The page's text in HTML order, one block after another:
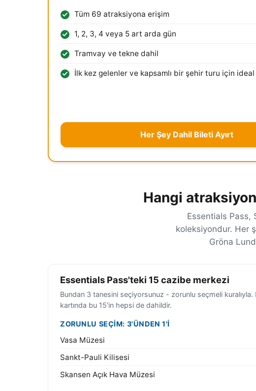
Tüm 69 atraksiyona erişim
1, 2, 3, 4 veya 5 art arda gün
Tramvay ve tekne dahil
İlk kez gelenler ve kapsamlı bir şehir turu için ideal
Her Şey Dahil Bileti Ayırt
Hangi
Essentials Pass,
koleksiyondur. Her
Gröna
Essentials Pass'teki 15 cazibe merkezi
Bundan 3 tanesini seçiyorsunuz - zorunlu seçmeli
kartında bu 15'in hepsi de dahildir.
ZORUNLU SEÇIM: 3'ÜNDEN 1'I
Vasa Müzesi
Sankt-Pauli Kilisesi
Skansen Açık Hava Müzesi